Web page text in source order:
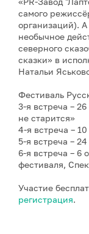
самого
организаций).
необычное
северного
сказки» в
Натальи
Фестиваль
3-я встреча –
не старится»
4-я встреча –
5-я встреча –
6-я встреча – 6
фестиваля,
Участие
регистрация.